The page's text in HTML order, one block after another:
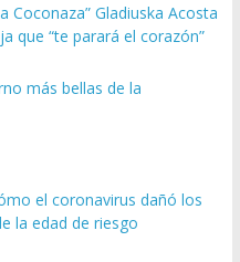
Coconaza” Gladiuska Acosta
que “te parará el corazón”
más bellas de la
el coronavirus dañó los
la edad de riesgo